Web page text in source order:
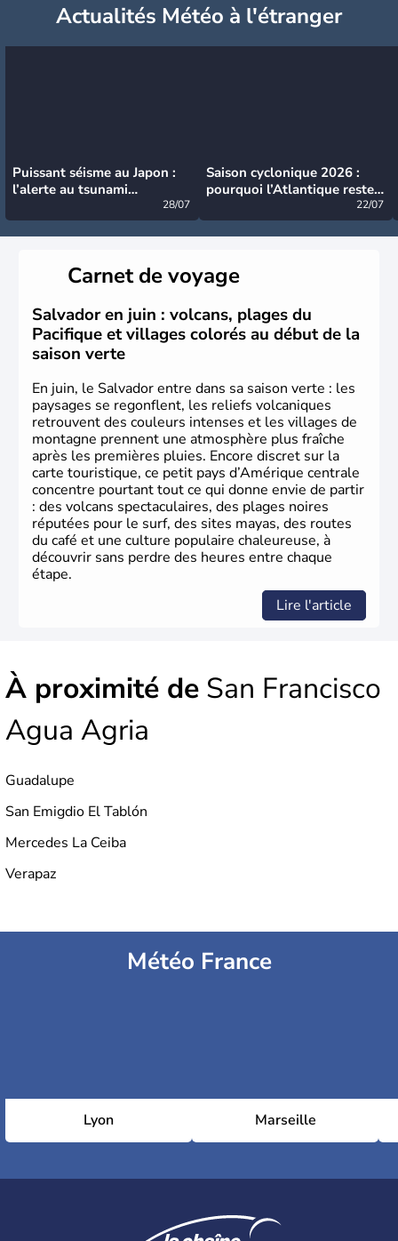
Actualités Météo à l'étranger
Puissant séisme au Japon :
l’alerte au tsunami
28/07
Saison cyclonique 2026 :
pourquoi l’Atlantique reste
22/07
Carnet de voyage
Salvador en juin : volcans, plages du
Pacifique et villages colorés au début de la
saison verte
En juin, le Salvador entre dans sa saison verte : les
paysages se regonflent, les reliefs volcaniques
retrouvent des couleurs intenses et les villages de
montagne prennent une atmosphère plus fraîche
après les premières pluies. Encore discret sur la
carte touristique, ce petit pays d’Amérique centrale
concentre pourtant tout ce qui donne envie de partir
: des volcans spectaculaires, des plages noires
réputées pour le surf, des sites mayas, des routes
du café et une culture populaire chaleureuse, à
découvrir sans perdre des heures entre chaque
étape.
Lire l'article
À proximité de San Francisco
Agua Agria
Guadalupe
San Emigdio El Tablón
Mercedes La Ceiba
Verapaz
Météo France
Lyon Marseille